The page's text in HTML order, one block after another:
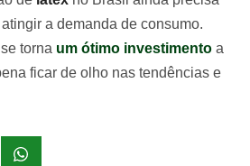
a demanda de consumo.
torna um ótimo investimento a
ficar de olho nas tendências e